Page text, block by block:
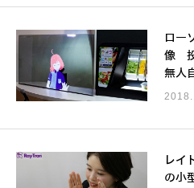
ロー
像 投
無人
レイ
の小